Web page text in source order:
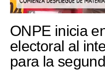
Finanzas Personales
Inmobiliarias
ONPE inicia
electoral al
para la